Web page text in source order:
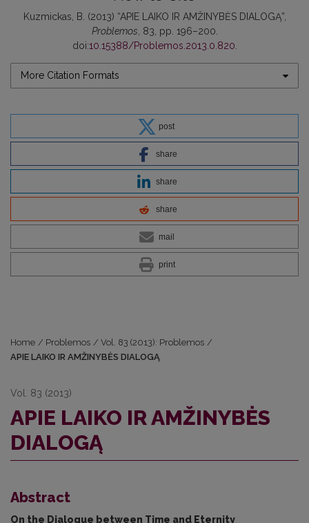
Kuzmickas, B. (2013) “APIE LAIKO IR AMŽINYBĖS DIALOGĄ”,
Problemos , 83, pp. 196–200.
doi:10.15388/Problemos.2013.0.820
More Citation Formats
post
share
share
share
mail
print
Home / Problemos / Vol. 83 (2013): Problemos /
APIE LAIKO IR AMŽINYBĖS DIALOGĄ
Vol. 83 (2013)
APIE LAIKO IR AMŽINYBĖS
DIALOGĄ
Abstract
On the Dialogue between Time and Eternity